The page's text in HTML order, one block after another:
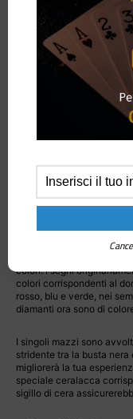
Non è solo un miscuglio
dell’arte fluida fa sì che
che colpisce direttamente
colore scorre aggiunge
dorso della carta da gioco.
Abbiamo apportato
che ora è disponibile in
Il design è incentrato su
l’astuccio si senta
ulteriormente
La lamina colorata viene
colori. I segni
colori corrispondenti al
rosso, blu e verde, nei
diamanti ora sono di
I singoli mazzi sono
stridente tra la busta
migliorerà la tua
speciale ceralacca
sigillo di cera